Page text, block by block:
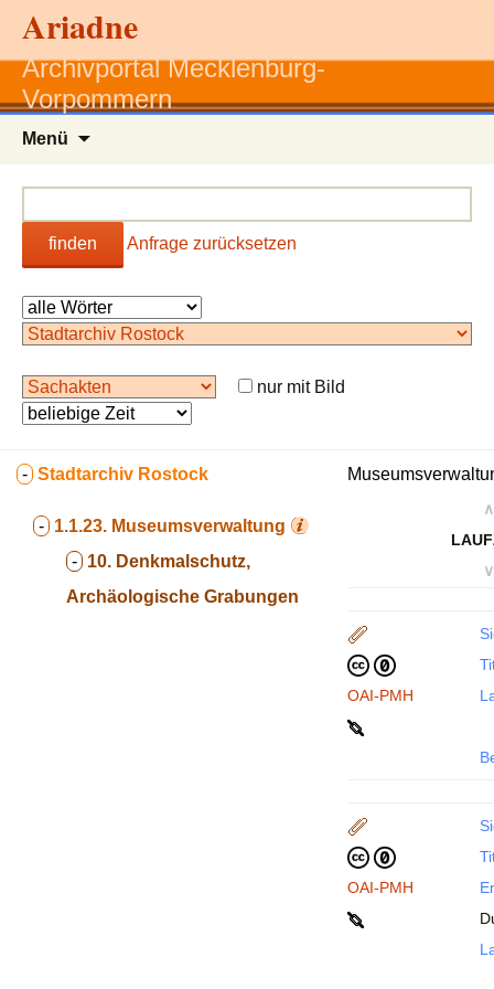
Ariadne
Archivportal Mecklenburg-
Vorpommern
Menü
finden Anfrage zurücksetzen
nur mit Bild
- Stadtarchiv Rostock
- 1.1.23. Museumsverwaltung
- 10. Denkmalschutz,
Archäologische Grabungen
∧
∨
OAI-PMH
OAI-PMH